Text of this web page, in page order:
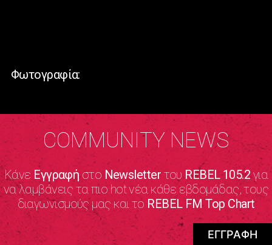
Φωτογραφία:
COMMUNITY NEWS
Κάνε Εγγραφήστο NewsletterτουREBEL 105.2για
να λαμβάνεις τα πιο hot νέα κάθε εβδομάδας, τους
διαγωνισμούς μας και το REBEL FM Top Chart